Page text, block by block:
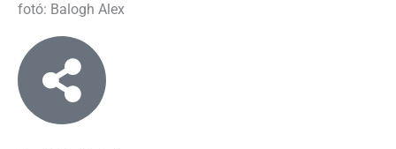
fotó: Balogh Alex